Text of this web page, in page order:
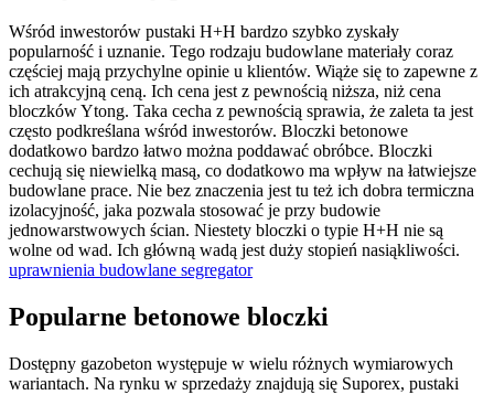
Wśród inwestorów pustaki H+H bardzo szybko zyskały
popularność i uznanie. Tego rodzaju budowlane materiały coraz
częściej mają przychylne opinie u klientów. Wiąże się to zapewne z
ich atrakcyjną ceną. Ich cena jest z pewnością niższa, niż cena
bloczków Ytong. Taka cecha z pewnością sprawia, że zaleta ta jest
często podkreślana wśród inwestorów. Bloczki betonowe
dodatkowo bardzo łatwo można poddawać obróbce. Bloczki
cechują się niewielką masą, co dodatkowo ma wpływ na łatwiejsze
budowlane prace. Nie bez znaczenia jest tu też ich dobra termiczna
izolacyjność, jaka pozwala stosować je przy budowie
jednowarstwowych ścian. Niestety bloczki o typie H+H nie są
wolne od wad. Ich główną wadą jest duży stopień nasiąkliwości.
uprawnienia budowlane segregator
Popularne betonowe bloczki
Dostępny gazobeton występuje w wielu różnych wymiarowych
wariantach. Na rynku w sprzedaży znajdują się Suporex, pustaki